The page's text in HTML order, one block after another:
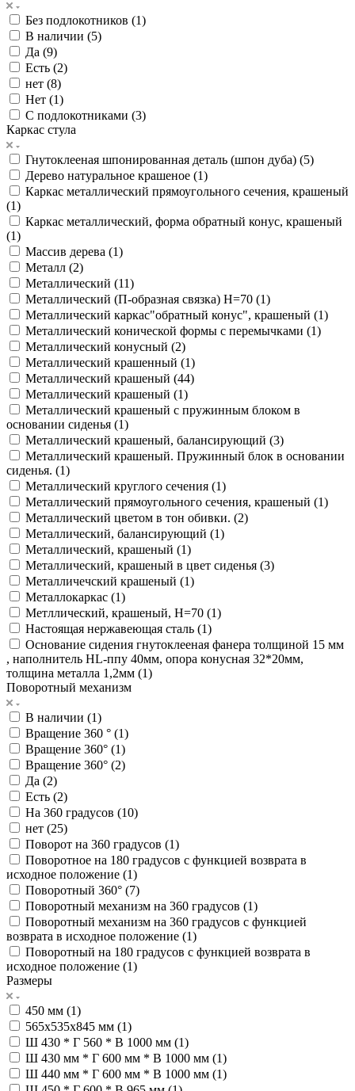
Без подлокотников (1)
В наличии (5)
Да (9)
Есть (2)
нет (8)
Нет (1)
С подлокотниками (3)
Каркас стула
Гнутоклееная шпонированная деталь (шпон дуба) (5)
Дерево натуральное крашеное (1)
Каркас металлический прямоугольного сечения, крашеный
(1)
Каркас металлический, форма обратный конус, крашеный
(1)
Массив дерева (1)
Металл (2)
Металлический (11)
Металлический (П-образная связка) Н=70 (1)
Металлический каркас"обратный конус", крашеный (1)
Металлический конической формы с перемычками (1)
Металлический конусный (2)
Металлический крашенный (1)
Металлический крашеный (44)
Металлический крашеный (1)
Металлический крашеный с пружинным блоком в
основании сиденья (1)
Металлический крашеный, балансирующий (3)
Металлический крашеный. Пружинный блок в основании
сиденья. (1)
Металлический круглого сечения (1)
Металлический прямоугольного сечения, крашеный (1)
Металлический цветом в тон обивки. (2)
Металлический, балансирующий (1)
Металлический, крашеный (1)
Металлический, крашеный в цвет сиденья (3)
Металличечский крашеный (1)
Металлокаркас (1)
Метллический, крашеный, Н=70 (1)
Настоящая нержавеющая сталь (1)
Основание сидения гнутоклееная фанера толщиной 15 мм
, наполнитель HL-ппу 40мм, опора конусная 32*20мм,
толщина металла 1,2мм (1)
Поворотный механизм
В наличии (1)
Вращение 360 ° (1)
Вращение 360° (1)
Вращение 360° (2)
Да (2)
Есть (2)
На 360 градусов (10)
нет (25)
Поворот на 360 градусов (1)
Поворотное на 180 градусов с функцией возврата в
исходное положение (1)
Поворотный 360° (7)
Поворотный механизм на 360 градусов (1)
Поворотный механизм на 360 градусов с функцией
возврата в исходное положение (1)
Поворотный на 180 градусов с функцией возврата в
исходное положение (1)
Размеры
450 мм (1)
565х535х845 мм (1)
Ш 430 * Г 560 * В 1000 мм (1)
Ш 430 мм * Г 600 мм * В 1000 мм (1)
Ш 440 мм * Г 600 мм * В 1000 мм (1)